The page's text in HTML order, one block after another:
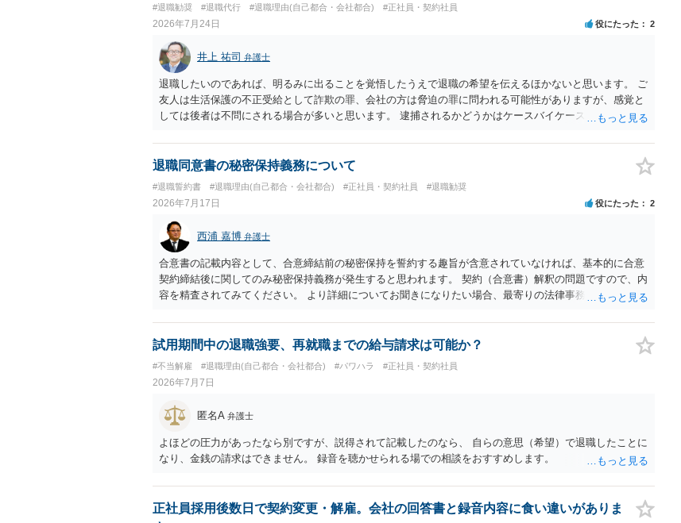
#退職勧奨 #退職代行 #退職理由(自己都合・会社都合) #正社員・契約社員
2026年7月24日 役にたった 2
井上 祐司 弁護士
退職したいのであれば、明るみに出ることを覚悟したうえで退職の希望を伝えるほかないと思います。 ご
友人は生活保護の不正受給として詐欺の罪、会社の方は脅迫の罪に問われる可能性がありますが、感覚と
しては後者は不問にされる場合が多いと思います。 逮捕されるかどうかはケースバイケースです。
退職同意書の秘密保持義務について
#退職誓約書 #退職理由(自己都合・会社都合) #正社員・契約社員 #退職勧奨
2026年7月17日 役にたった 2
西浦 嘉博 弁護士
合意書の記載内容として、合意締結前の秘密保持を誓約する趣旨が含意されていなければ、基本的に合意
契約締結後に関してのみ秘密保持義務が発生すると思われます。 契約（合意書）解釈の問題ですので、内
容を精査されてみてください。 より詳細についてお聞きになりたい場合、最寄りの法律事務所で相談され
試用期間中の退職強要、再就職までの給与請求は可能か？
#不当解雇 #退職理由(自己都合・会社都合) #パワハラ #正社員・契約社員
2026年7月7日
匿名A 弁護士
よほどの圧力があったなら別ですが、説得されて記載したのなら、 自らの意思（希望）で退職したことに
なり、金銭の請求はできません。 録音を聴かせられる場での相談をおすすめします。
正社員採用後数日で契約変更・解雇。会社の回答書と録音内容に食い違いがありま